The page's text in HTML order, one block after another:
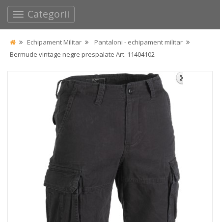
Categorii
Echipament Militar
Pantaloni - echipament militar
Bermude vintage negre prespalate Art. 11404102